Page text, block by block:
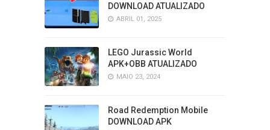
DOWNLOAD ATUALIZADO
ABRIL 01, 2025
LEGO Jurassic World
APK+OBB ATUALIZADO
MAIO 23, 2024
Road Redemption Mobile
DOWNLOAD APK